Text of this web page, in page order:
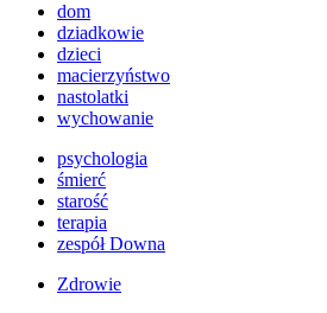
dom
dziadkowie
dzieci
macierzyństwo
nastolatki
wychowanie
psychologia
śmierć
starość
terapia
zespół Downa
Zdrowie